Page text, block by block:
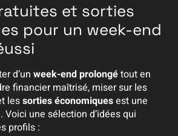
et sorties
pour un week-end
d’un week-end prolongétout en
financier maîtrisé, miser sur les
lessorties économiquesest une
une sélection d’idées qui
profils :